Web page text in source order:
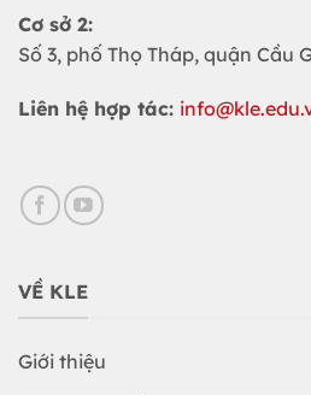
Cơ sở 2:
Số 3, phố Thọ Tháp, quận Cầu
Liên hệ hợp tác:
VỀ KLE
Giới thiệu